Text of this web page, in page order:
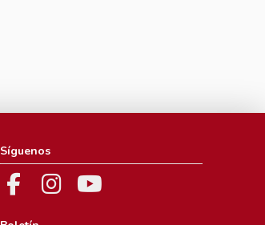
Síguenos